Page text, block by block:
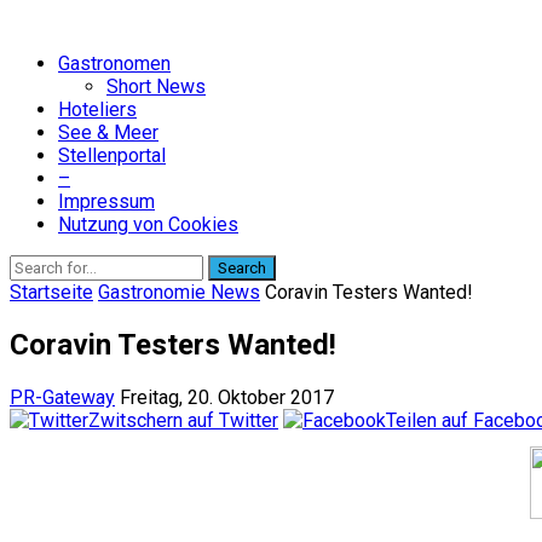
Gastronomen
Short News
Hoteliers
See & Meer
Stellenportal
–
Impressum
Nutzung von Cookies
Search
Startseite Gastronomie News Coravin Testers Wanted!
Coravin Testers Wanted!
PR-Gateway Freitag, 20. Oktober 2017
Zwitschern auf Twitter
Teilen auf